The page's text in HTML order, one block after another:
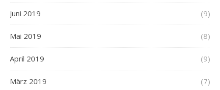
Juni 2019 (9)
Mai 2019 (8)
April 2019 (9)
März 2019 (7)